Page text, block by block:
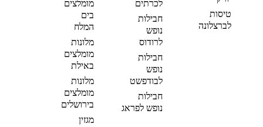
טיסות
לברצלונה
לכרתים
חבילות
נופש
לרודוס
חבילות
נופש
לבודפשט
חבילות
נופש לפראג
מומלצים
בים
המלח
מלונות
מומלצים
באילת
מלונות
מומלצים
בירושלים
מגזין